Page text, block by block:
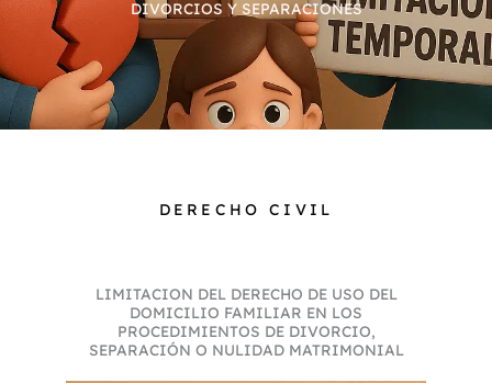
DIVORCIOS Y SEPARACIONES
DERECHO CIVIL
LIMITACION DEL DERECHO DE USO DEL
DOMICILIO FAMILIAR EN LOS
PROCEDIMIENTOS DE DIVORCIO,
SEPARACIÓN O NULIDAD MATRIMONIAL